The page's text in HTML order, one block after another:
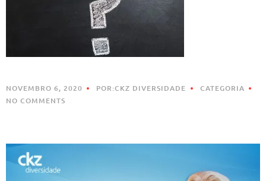
NOVEMBRO 6, 2020 POR:CKZ DIVERSIDADE
CATEGORIA
NO COMMENTS